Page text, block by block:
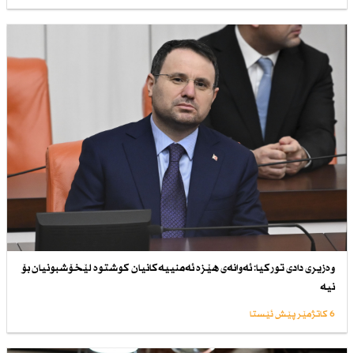
وەزیری دادی توركیا: ئەوانەی هێزە ئەمنییەكانیان كوشتوە لێخۆشبونیان بۆ
نیە
6 کاتژمێر پێش ئێستا